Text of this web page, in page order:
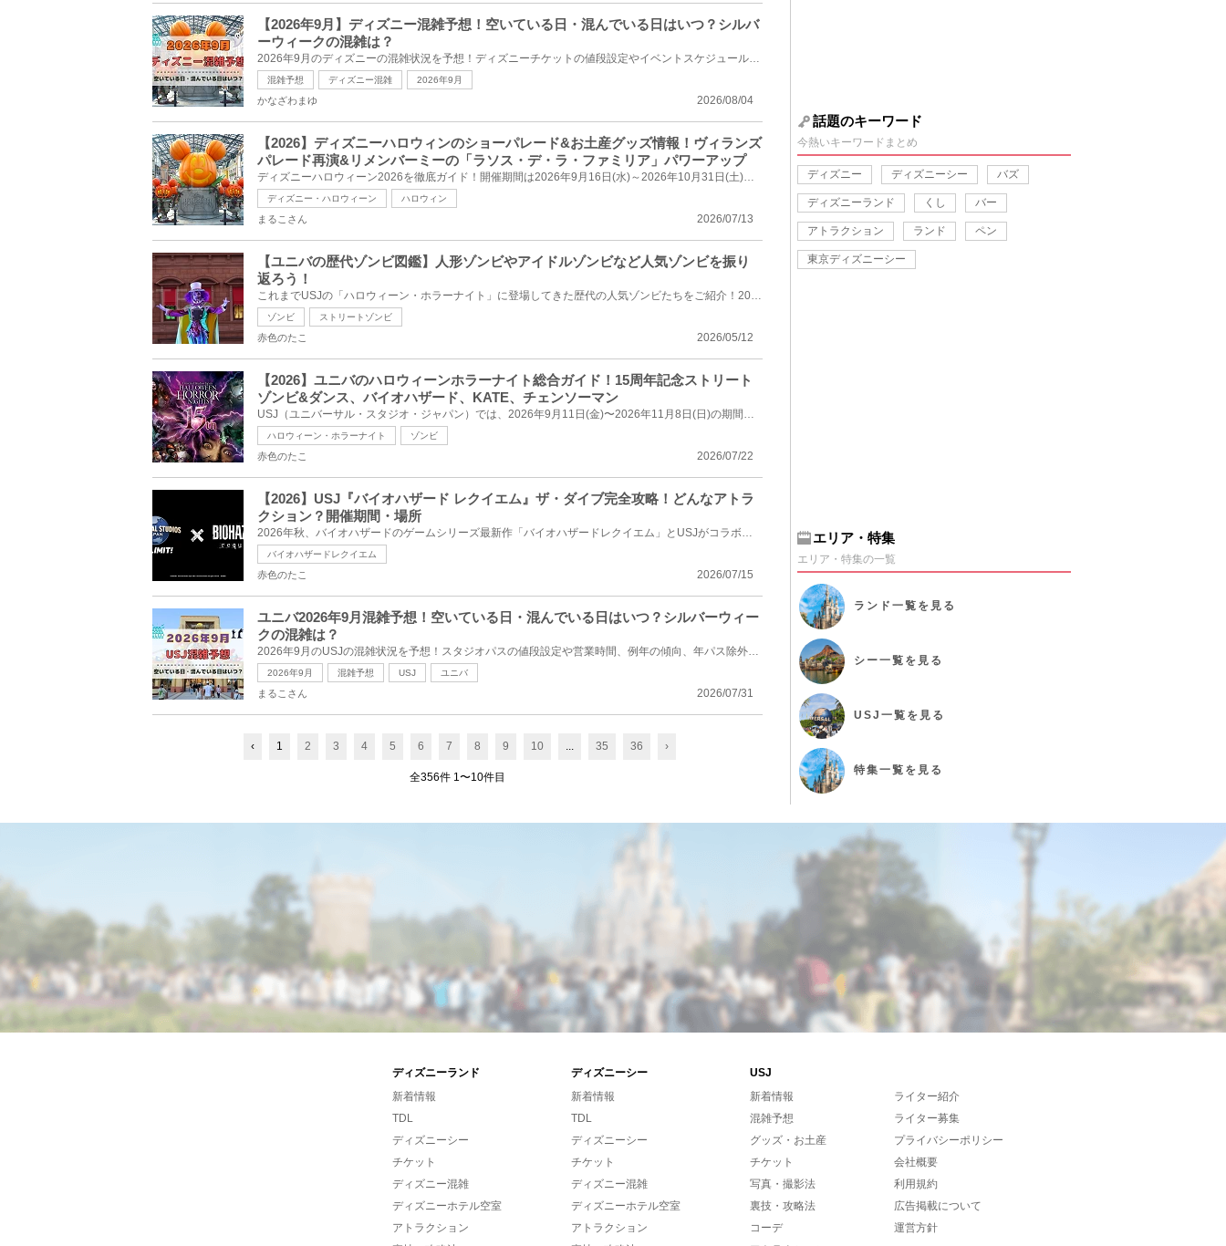
【2026年9月】ディズニー混雑予想！空いている日・混んでいる日はいつ？シルバ
ーウィークの混雑は？
2026年9月のディズニーの混雑状況を予想！ディズニーチケットの値段設定やイベントスケジュールをもとに...
混雑予想 ディズニー混雑 2026年9月
2026/08/04
かなざわまゆ
【2026】ディズニーハロウィンのショーパレード&お土産グッズ情報！ヴィランズ
パレード再演&リメンバーミーの「ラソス・デ・ラ・ファミリア」パワーアップ
ディズニーハロウィーン2026を徹底ガイド！開催期間は2026年9月16日(水)～2026年10月31日(土)。毎年大人...
ディズニー・ハロウィーン ハロウィン
2026/07/13
まるこさん
【ユニバの歴代ゾンビ図鑑】人形ゾンビやアイドルゾンビなど人気ゾンビを振り
返ろう！
これまでUSJの「ハロウィーン・ホラーナイト」に登場してきた歴代の人気ゾンビたちをご紹介！2011年から...
ゾンビ ストリートゾンビ
2026/05/12
赤色のたこ
【2026】ユニバのハロウィーンホラーナイト総合ガイド！15周年記念ストリート
ゾンビ&ダンス、バイオハザード、KATE、チェンソーマン
USJ（ユニバーサル・スタジオ・ジャパン）では、2026年9月11日(金)〜2026年11月8日(日)の期間、15周年を...
ハロウィーン・ホラーナイト ゾンビ
2026/07/22
赤色のたこ
【2026】USJ『バイオハザード レクイエム』ザ・ダイブ完全攻略！どんなアトラ
クション？開催期間・場所
2026年秋、バイオハザードのゲームシリーズ最新作「バイオハザードレクイエム」とUSJがコラボし、最恐ホ...
バイオハザードレクイエム
2026/07/15
赤色のたこ
ユニバ2026年9月混雑予想！空いている日・混んでいる日はいつ？シルバーウィー
クの混雑は？
2026年9月のUSJの混雑状況を予想！スタジオパスの値段設定や営業時間、例年の傾向、年パス除外日、開催...
2026年9月 混雑予想 USJ ユニバ
2026/07/31
まるこさん
‹ 1 2 3 4 5 6 7 8 9 10 ... 35 36 ›
全356件 1〜10件目
話題のキーワード
今熱いキーワードまとめ
ディズニー ディズニーシー バズ
ディズニーランド くし バー
アトラクション ランド ペン
東京ディズニーシー
エリア・特集
エリア・特集の一覧
ランド 一覧を見る
シー一覧を見る
USJ 一覧を見る
特集一覧を見る
ディズニーランド ディズニーシー
USJ
新着情報
TDL
ディズニーシー
チケット
ディズニー混雑
ディズニーホテル空室
アトラクション
新着情報
TDL
ディズニーシー
チケット
ディズニー混雑
ディズニーホテル空室
アトラクション
新着情報
混雑予想
グッズ・お土産
チケット
写真・撮影法
裏技・攻略法
コーデ
ライター紹介
ライター募集
プライバシーポリシー
会社概要
利用規約
広告掲載について
運営方針